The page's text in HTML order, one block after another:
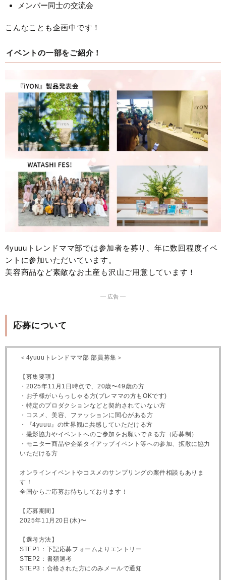
メンバー同士の交流会
こんなことも企画中です！
イベントの一部をご紹介！
4yuuuトレンドママ部では参加者を募り、年に数回程度イベ
ントに参加いただいています。
美容商品など素敵なお土産も沢山ご用意しています！
― 広告 ―
応募について
＜4yuuuトレンドママ部 部員募集＞
【募集要項】
・2025年11月1日時点で、20歳〜49歳の方
・お子様がいらっしゃる方(プレママの方もOKです)
・特定のプロダクションなどと契約されていない方
・コスメ、美容、ファッションに関心がある方
・『4yuuu』の世界観に共感していただける方
・撮影協力やイベントへのご参加をお願いできる方（応募制）
・モニター商品や企業タイアップイベント等への参加、拡散に協力
いただける方
オンラインイベントやコスメのサンプリングの案件相談もありま
す！
全国からご応募お待ちしております！
【応募期間】
2025年11月20日(木)〜
【選考方法】
STEP1：下記応募フォームよりエントリー
STEP2：書類選考
STEP3：合格された方にのみメールで通知